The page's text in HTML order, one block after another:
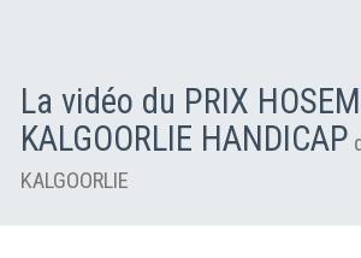
La vidéo du PRIX
KALGOORLIE HANDICAP
KALGOORLIE